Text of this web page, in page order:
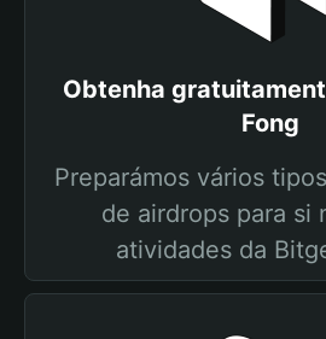
Obtenha
Fong
Preparámos vários
de airdrops para si
atividades da